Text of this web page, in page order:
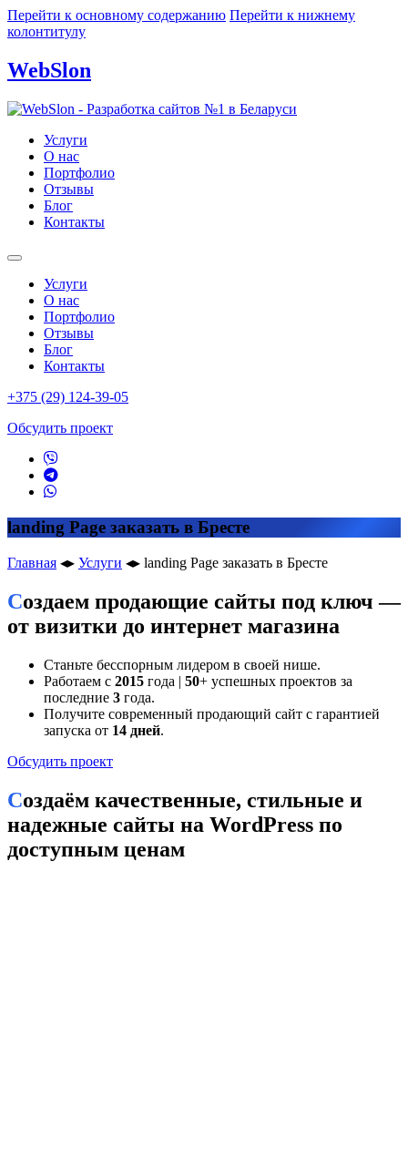
Перейти к основному содержанию Перейти к нижнему
колонтитулу
WebSlon
Услуги
О нас
Портфолио
Отзывы
Блог
Контакты
Услуги
О нас
Портфолио
Отзывы
Блог
Контакты
+375 (29) 124-39-05
Обсудить проект
landing Page заказать в Бресте
Главная ◂▸ Услуги ◂▸ landing Page заказать в Бресте
Создаем продающие сайты под ключ —
от визитки до интернет магазина
Станьте бесспорным лидером в своей нише.
Работаем с 2015 года | 50+ успешных проектов за
последние 3 года.
Получите современный продающий сайт с гарантией
запуска от 14 дней.
Обсудить проект
Создаём качественные, стильные и
надежные сайты на WordPress по
доступным ценам